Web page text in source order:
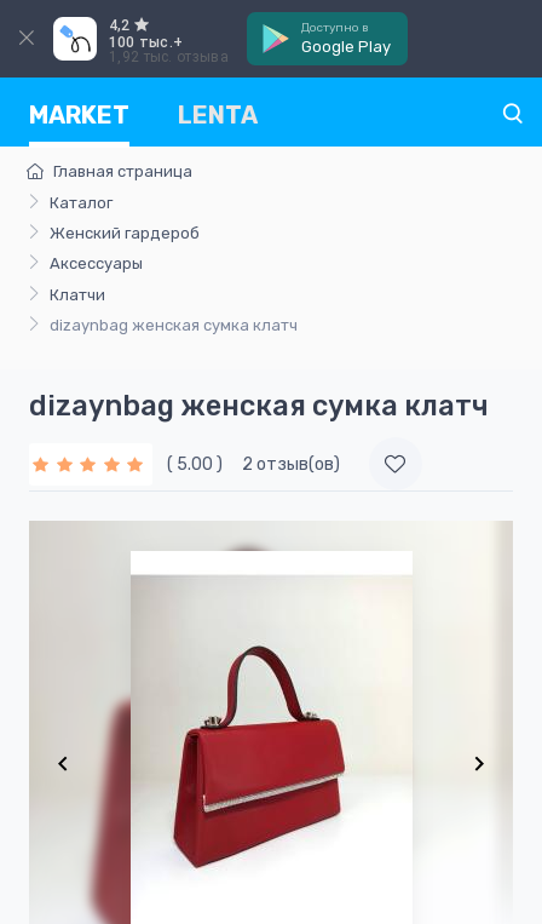
4,2
100 тыс.+
1,92 тыс. отзыва
Доступно в
Google Play
MARKET LENTA
Главная страница
Каталог
Женский гардероб
Аксессуары
Клатчи
dizaynbag женская сумка клатч
dizaynbag женская сумка клатч
( 5.00 ) 2 отзыв(ов)